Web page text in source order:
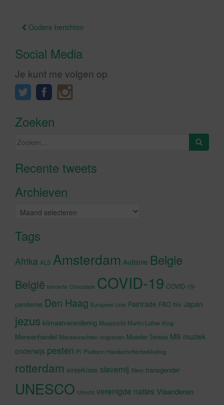
Berichtnavigatie
Oudere berichten
Social Media
Je kunt me volgen op
Zoeken
Zoeken
Recente tweetsKlik om marketing cookies te
Archieven
Archieven
Tags
Afrika ALS Amsterdam Autisme Belgie
België beroerte Chocolade COVID-19 COVID-19-
pandemie Den Haag Europese Unie Fairtrade FAO hiv Japan
jezus klimaatverandering Maastricht Martin Luther King
Mensenhandel Mensenrechten migranten Moeder Teresa MS muziek
onderwijs pesten Pi Platform Handschriftontwikkeling
rotterdam sinterklaas slavernij Stem transgender
UNESCO Utrecht verenigde naties Vlaanderen